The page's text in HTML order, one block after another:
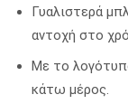
Γυαλιστερά
αντοχή στο
Με το
κάτω μέρος.